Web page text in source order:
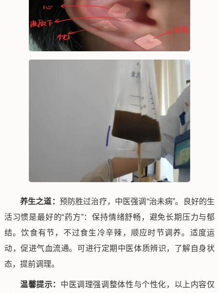
养生之道： 预防胜过治疗，中医强调“治未病”。良好的生
活习惯是最好的“药方”：保持情绪舒畅，避免长期压力与郁
结。饮食有节，不过食生冷辛辣，顺应时节调养。适度运
动，促进气血流通。可进行定期中医体质辨识，了解自身状
态，提前调理。
温馨提示： 中医调理强调整体性与个性化，以上内容仅